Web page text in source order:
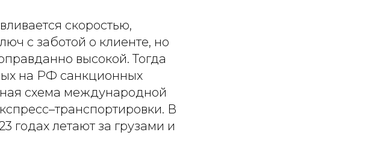
скоростью,
с заботой о клиенте, но
высокой. Тогда
на РФ санкционных
схема международной
В
годах летают за грузами и